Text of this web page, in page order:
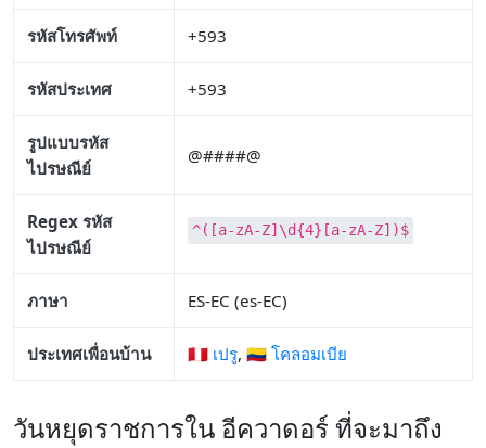
รหัสโทรศัพท์ +593
รหัสประเทศ +593
รูปแบบรหัส
ไปรษณีย์
@####@
Regex รหัส
ไปรษณีย์
^([a-zA-Z]\d{4}[a-zA-Z])$
ภาษา ES-EC (es-EC)
ประเทศเพื่อนบ้าน 🇵🇪 เปรู, 🇨🇴 โคลอมเบีย
วันหยุดราชการใน อีควาดอร์ ที่จะมาถึง